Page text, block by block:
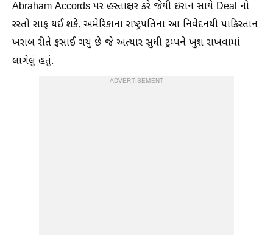
Abraham Accords પર હસ્તાક્ષર કરે જેથી ઇરાન સાથે Deal નો
રસ્તો સાફ થઈ શકે. અમેરિકાના રાષ્ટ્રપતિના આ નિવેદનથી પાકિસ્તાન
ખરાબ રીતે ફસાઈ ગયું છે જે અત્યાર સુધી ટ્રમ્પને ખુશ રાખવામાં
લાગેલું હતું.
ADVERTISEMENT